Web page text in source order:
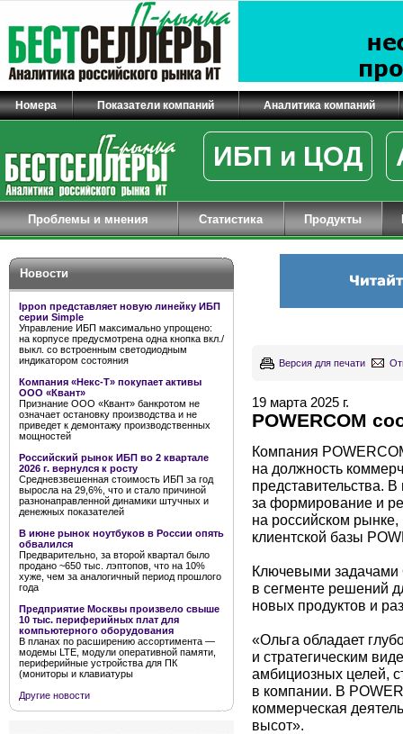
Номера Показатели компаний Аналитика компаний
ИБП и ЦОД
Проблемы и мнения Статистика Продукты
Новости
Ippon представляет новую линейку ИБП
серии Simple
Управление ИБП максимально упрощено:
на корпусе предусмотрена одна кнопка вкл./
выкл. со встроенным светодиодным
индикатором состояния
Компания «Некс-Т» покупает активы
ООО «Квант»
Признание ООО «Квант» банкротом не
означает остановку производства и не
приведет к демонтажу производственных
мощностей
Российский рынок ИБП во 2 квартале
2026 г. вернулся к росту
Средневзвешенная стоимость ИБП за год
выросла на 29,6%, что и стало причиной
разнонаправленной динамики штучных и
денежных показателей
В июне рынок ноутбуков в России опять
обвалился
Предварительно, за второй квартал было
продано ~650 тыс. лэптопов, что на 10%
хуже, чем за аналогичный период прошлого
года
Предприятие Москвы произвело свыше
10 тыс. периферийных плат для
компьютерного оборудования
В планах по расширению ассортимента —
модемы LTE, модули оперативной памяти,
периферийные устройства для ПК
(мониторы и клавиатуры
Другие новости
Версия для печати
19 марта 2025 г.
POWERCOM
Компания
на должность
представительства.
за формирование и
на российском
клиентской базы
Ключевыми задачами
в сегменте решений
новых продуктов и
«Ольга обладает
и стратегическим
амбициозных целей,
в компании. В
коммерческая
высот».